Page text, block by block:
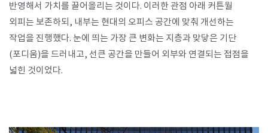
반영해서 가치를 끌어올리는 것이다. 이러한 관점 아래 커튼월
외피는 보존하되, 내부는 현대의 오피스 공간에 맞춰 개선하는
작업을 진행했다. 눈에 띄는 가장 큰 변화는 지층과 맞닿은 기단
(포디움)을 드러내고, 선큰 공간을 만들어 외부와 연결되는 접점을
넓힌 것이었다.